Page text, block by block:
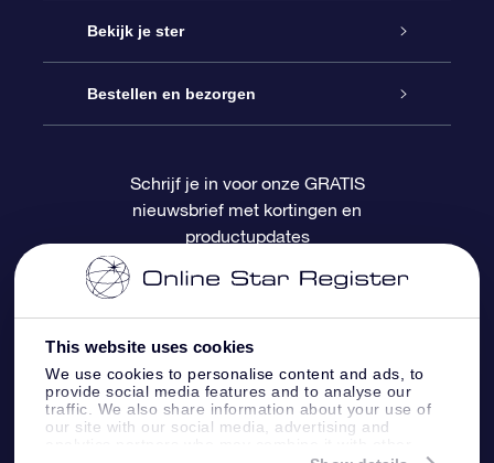
This website uses cookies
We use cookies to personalise content and ads, to
provide social media features and to analyse our
traffic. We also share information about your use of
our site with our social media, advertising and
Contact
Blog
OSR Recensies
Online Star Gift
OSR Cadeaupakket
OSR Cadeaukaart
Relatiegeschenken
Bekijk je ster
Sterrenregister
Gepersonaliseerde sterrenpagina
One Million Stars
OSR Starsaver
Fly me to the Stars App
Bestellen en bezorgen
Betalingsinformatie
Verzendinformatie
Retourbeleid
Constellaties
Schrijf je in voor onze GRATIS
nieuwsbrief met kortingen en
productupdates